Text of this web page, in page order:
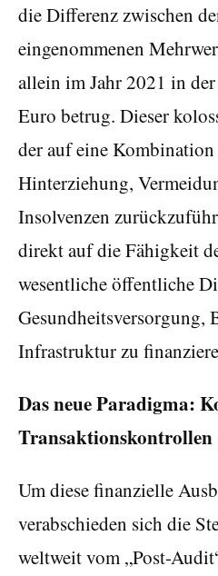
die Differenz zwischen
eingenommenen
allein im Jahr 2021 in
Euro betrug. Dieser
der auf eine Kombination
Hinterziehung,
Insolvenzen
direkt auf die Fähigkeit
wesentliche öffentliche
Gesundheitsversorgung,
Infrastruktur zu
Das neue Paradigma:
Transaktionskontrollen
Um diese finanzielle
verabschieden sich die
weltweit vom „Post-